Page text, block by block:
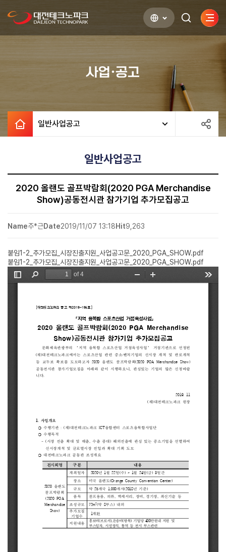
검색하기사이
열기
사업·공고
일반사업공고
일반사업공고
2020 올랜도 골프박람회(2020 PGA Merchandise
Show)공동전시관 참가기업 추가모집공고
Name주*근Date2019/11/07 13:18Hit9,263
붙임1-2_추가모집_시장진출지원_사업공고문_2020_PGA_SHOW.pdf
붙임1-2_추가모집_시장진출지원_사업공고문_2020_PGA_SHOW.pdf